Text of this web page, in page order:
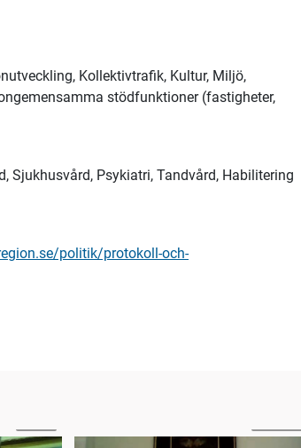
Kollektivtrafik, Kultur, Miljö,
stödfunktioner (fastigheter,
Sjukhusvård, Psykiatri, Tandvård, Habilitering
politik/protokoll-och-